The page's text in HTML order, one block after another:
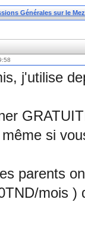
Générales sur le
j'utilise
si
parents
mois )